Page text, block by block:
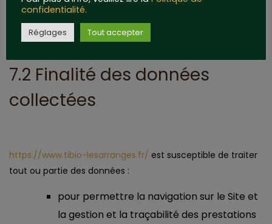
https://www.tibio-lesarranges.fr/
7.2 Finalité des données
collectées
https://www.tibio-lesarranges.fr/ est susceptible de traiter
tout ou partie des données :
pour permettre la navigation sur le Site et
la gestion et la traçabilité des prestations
confidentialité.
Réglages Tout accepter